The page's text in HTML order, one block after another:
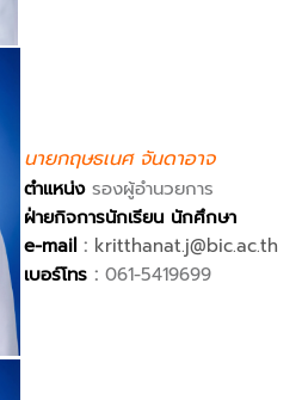
นายกฤษธเนศ จันดาอาจ
ตำแหน่งรองผู้อำนวยการ
ฝ่ายกิจการนักเรียน นักศึกษา
e-mail: kritthanat.j@bic.ac.th
เบอร์โทร : 061-5419699